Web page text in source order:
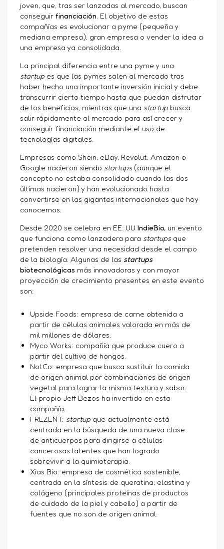
joven, que, tras ser lanzadas al mercado, buscan
conseguir financiación . El objetivo de estas
compañías es evolucionar a pyme (pequeña y
mediana empresa), gran empresa o vender la idea a
una empresa ya consolidada.
La principal diferencia entre una pyme y una
startup es que las pymes salen al mercado tras
haber hecho una importante inversión inicial y debe
transcurrir cierto tiempo hasta que puedan disfrutar
de los beneficios, mientras que una startup busca
salir rápidamente al mercado para así crecer y
conseguir financiación mediante el uso de
tecnologías digitales.
Empresas como Shein, eBay, Revolut, Amazon o
Google nacieron siendo startups (aunque el
concepto no estaba consolidado cuando las dos
últimas nacieron) y han evolucionado hasta
convertirse en las gigantes internacionales que hoy
conocemos.
Desde 2020 se celebra en EE. UU IndieBio, un evento
que funciona como lanzadera para startups que
pretenden resolver una necesidad desde el campo
de la biología. Algunas de las startups
biotecnológicas más innovadoras y con mayor
proyección de crecimiento presentes en este evento
son:
Upside Foods: empresa de carne obtenida a
partir de células animales valorada en más de
mil millones de dólares.
Myco Works: compañía que produce cuero a
partir del cultivo de hongos.
NotCo: empresa que busca sustituir la comida
de origen animal por combinaciones de origen
vegetal para lograr la misma textura y sabor.
El propio Jeff Bezos ha invertido en esta
compañía.
FREZENT: startup que actualmente está
centrada en la búsqueda de una nueva clase
de anticuerpos para dirigirse a células
cancerosas latentes que han logrado
sobrevivir a la quimioterapia.
Xias Bio: empresa de cosmética sostenible,
centrada en la síntesis de queratina, elastina y
colágeno (principales proteínas de productos
de cuidado de la piel y cabello) a partir de
fuentes que no son de origen animal.